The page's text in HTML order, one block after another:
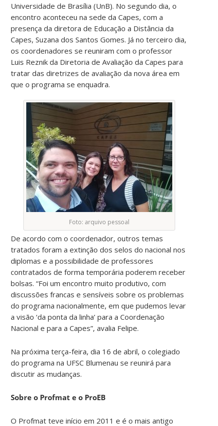
Universidade de Brasília (UnB). No segundo dia, o
encontro aconteceu na sede da Capes, com a
presença da diretora de Educação a Distância da
Capes, Suzana dos Santos Gomes. Já no terceiro dia,
os coordenadores se reuniram com o professor
Luis Reznik da Diretoria de Avaliação da Capes para
tratar das diretrizes de avaliação da nova área em
que o programa se enquadra.
Foto: arquivo pessoal
De acordo com o coordenador, outros temas
tratados foram a extinção dos selos do nacional nos
diplomas e a possibilidade de professores
contratados de forma temporária poderem receber
bolsas. “Foi um encontro muito produtivo, com
discussões francas e sensíveis sobre os problemas
do programa nacionalmente, em que pudemos levar
a visão ‘da ponta da linha’ para a Coordenação
Nacional e para a Capes”, avalia Felipe.
Na próxima terça-feira, dia 16 de abril, o colegiado
do programa na UFSC Blumenau se reunirá para
discutir as mudanças.
Sobre o Profmat e o ProEB
O Profmat teve início em 2011 e é o mais antigo